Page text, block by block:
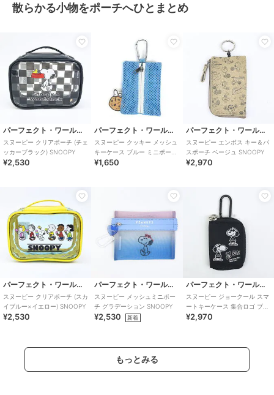
散らかる小物をポーチへひとまとめ
パーフェクト・ワールド・トーキョー
スヌーピー クリアポーチ (チェ
ッカーブラック) SNOOPY
¥2,530
パーフェクト・ワールド・トーキョー
スヌーピー クッキー メッシュ
キーケース ブルー ミニポーチ
SNOOPY
¥1,650
パーフェクト・ワールド・トーキョー
スヌーピー エンボス キー＆パ
スポーチ ベージュ SNOOPY
¥2,970
パーフェクト・ワールド・トーキョー
スヌーピー クリアポーチ (スカ
イブルー×イエロー) SNOOPY
¥2,530
パーフェクト・ワールド・トーキョー
スヌーピー メッシュミニポー
チ グラデーション SNOOPY
¥2,530 新着
パーフェクト・ワールド・トーキョー
スヌーピー ジョークール スマ
ートキーケース 集合ロゴ ブラ
ック SNOOPY
¥2,970
もっとみる